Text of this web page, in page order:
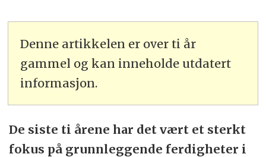
Denne artikkelen er over ti år
gammel og kan inneholde utdatert
informasjon.
De siste ti årene har det vært et sterkt
fokus på grunnleggende ferdigheter i